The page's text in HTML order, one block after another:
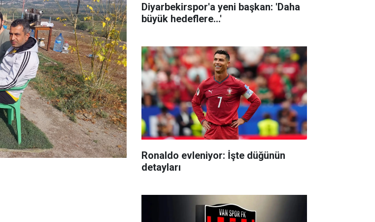
Diyarbekirspor'a yeni başkan: 'Daha
büyük hedeflere...'
Ronaldo evleniyor: İşte düğünün
detayları